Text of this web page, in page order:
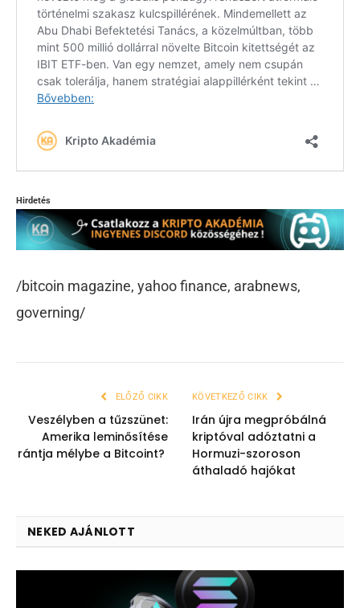
Hirdetés
/bitcoin magazine, yahoo finance, arabnews,
governing/
ELŐZŐ CIKK
Veszélyben a tűzszünet:
Amerika leminősítése
rántja mélybe a Bitcoint?
KÖVETKEZŐ CIKK
Irán újra megpróbálná
kriptóval adóztatni a
Hormuzi-szoroson
áthaladó hajókat
NEKED AJÁNLOTT